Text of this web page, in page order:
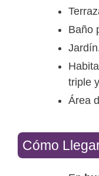
Baño
triple
Área
Cómo